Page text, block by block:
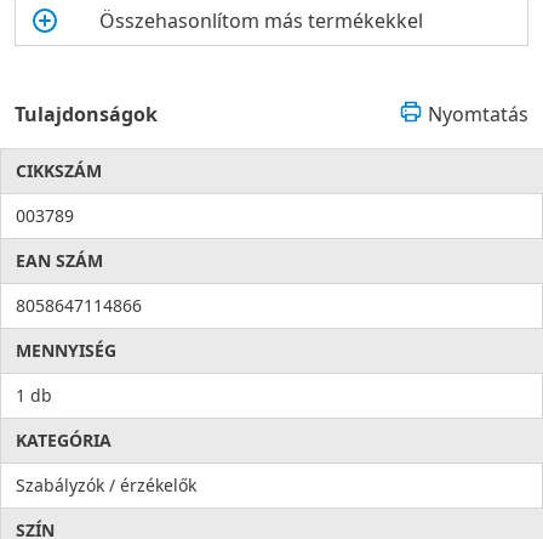
Összehasonlítom más termékekkel
Tulajdonságok Nyomtatás
CIKKSZÁM
003789
EAN SZÁM
8058647114866
MENNYISÉG
1 db
KATEGÓRIA
Szabályzók / érzékelők
SZÍN